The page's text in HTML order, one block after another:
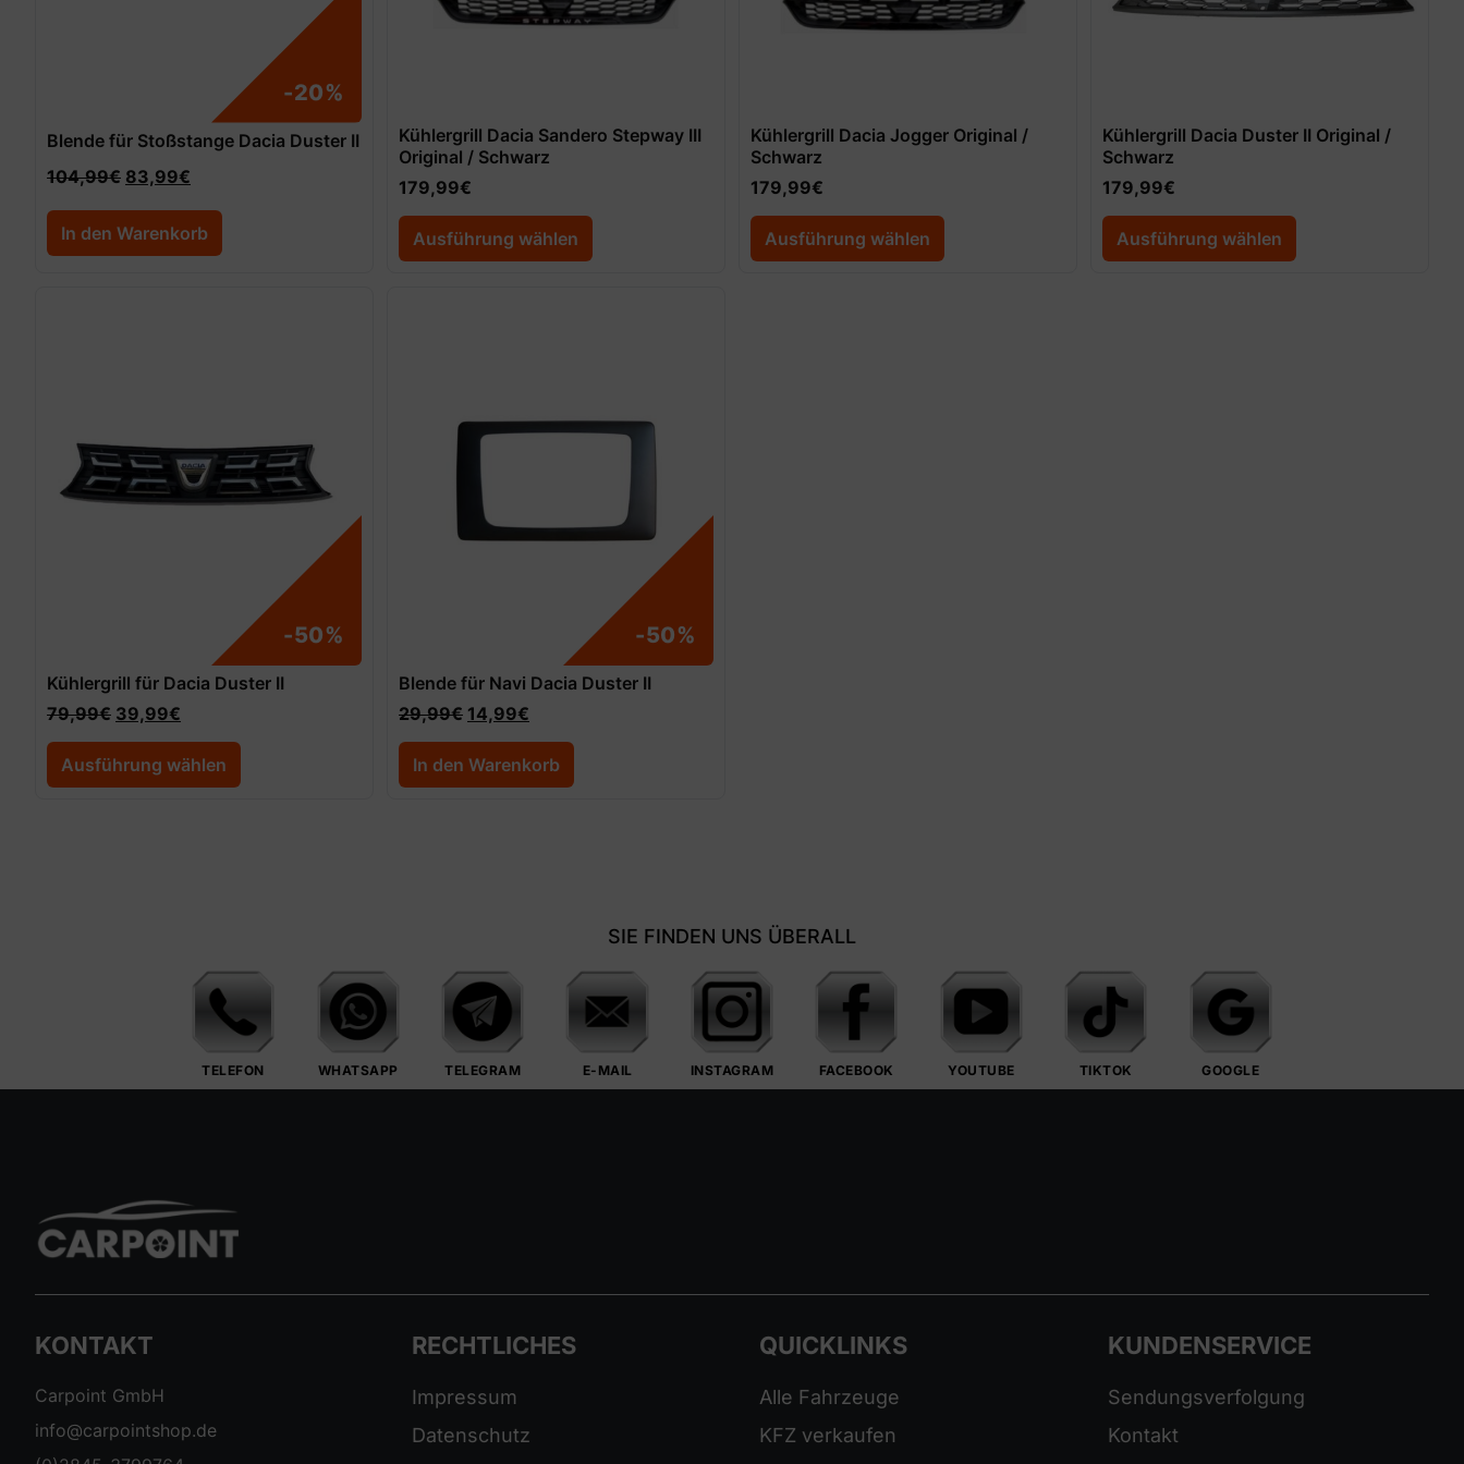
-20%
Blende für Stoßstange Dacia Duster II
104,99€ 83,99€
In den Warenkorb
Kühlergrill Dacia Sandero Stepway III
Original / Schwarz
179,99€
Ausführung wählen
Kühlergrill Dacia Jogger Original /
Schwarz
179,99€
Ausführung wählen
Kühlergrill Dacia Duster II Original /
Schwarz
179,99€
Ausführung wählen
-50%
Kühlergrill für Dacia Duster II
79,99€ 39,99€
Ausführung wählen
-50%
Blende für Navi Dacia Duster II
29,99€ 14,99€
In den Warenkorb
SIE FINDEN UNS ÜBERALL
TELEFON WHATSAPP TELEGRAM E-MAIL INSTAGRAM FACEBOOK YOUTUBE TIKTOK GOOGLE
KONTAKT
Carpoint GmbH
info@carpointshop.de
RECHTLICHES
Impressum
Datenschutz
QUICKLINKS
Alle Fahrzeuge
KFZ verkaufen
KUNDENSERVICE
Sendungsverfolgung
Kontakt